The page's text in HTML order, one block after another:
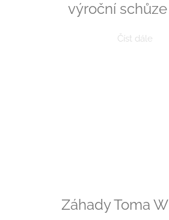
výroční schůze
Číst dále
Záhady Toma